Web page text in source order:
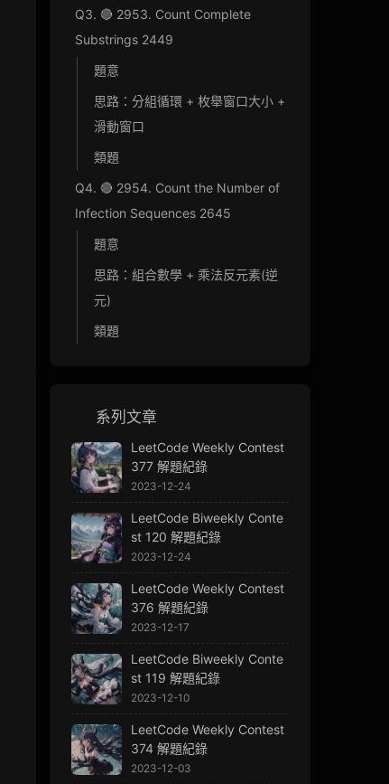
Q3. 🔴 2953. Count Complete
Substrings 2449
題意
思路：分組循環 + 枚舉窗口大小 +
滑動窗口
類題
Q4. 🔴 2954. Count the Number of
Infection Sequences 2645
題意
思路：組合數學 + 乘法反元素(逆
元)
類題
系列文章
LeetCode Weekly Contest
377 解題紀錄
2023-12-24
LeetCode Biweekly Conte
st 120 解題紀錄
2023-12-24
LeetCode Weekly Contest
376 解題紀錄
2023-12-17
LeetCode Biweekly Conte
st 119 解題紀錄
2023-12-10
LeetCode Weekly Contest
374 解題紀錄
2023-12-03